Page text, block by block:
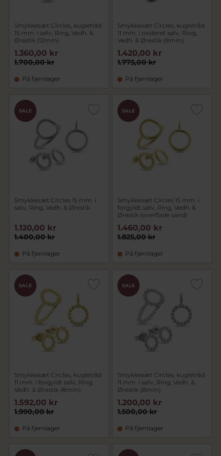
Smykkesæt Circles, kugletråd
15 mm. i sølv, Ring, Vedh. &
Ørestik (12mm)
1.700,00 kr
1.360,00 kr
På fjernlager
Smykkesæt Circles, kugletråd
11 mm. i oxideret sølv, Ring,
Vedh. & Ørestik (8mm)
1.775,00 kr
1.420,00 kr
På fjernlager
SALE
Smykkesæt Circles 15 mm. i
sølv, Ring, Vedh. & Ørestik
1.400,00 kr
1.120,00 kr
På fjernlager
SALE
Smykkesæt Circles 15 mm. i
forgyldt sølv, Ring, Vedh. &
Ørestik (overflade sand)
1.825,00 kr
1.460,00 kr
På fjernlager
SALE
Smykkesæt Circles, kugletråd
11 mm. i forgyldt sølv, Ring,
Vedh. & Ørestik (8mm)
1.990,00 kr
1.592,00 kr
På fjernlager
SALE
Smykkesæt Circles, kugletråd
11 mm. i sølv, Ring, Vedh. &
Ørestik (8mm)
1.500,00 kr
1.200,00 kr
På fjernlager